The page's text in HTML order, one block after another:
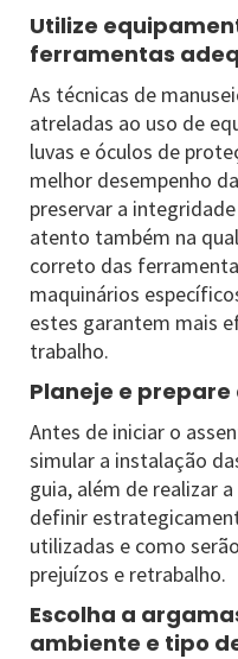
Utilize
ferramentas
As técnicas de
atreladas ao uso de
luvas e óculos de
melhor desempenho
preservar a
atento também na
correto das
maquinários
estes garantem mais
trabalho.
Planeje e prepare
Antes de iniciar o
simular a instalação
guia, além de realizar
definir
utilizadas e como
prejuízos e retrabalho.
Escolha a
ambiente e tipo